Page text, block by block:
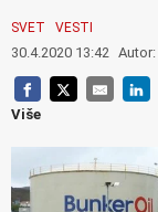
SVET VESTI
30.4.2020 13:42 Autor:
Više